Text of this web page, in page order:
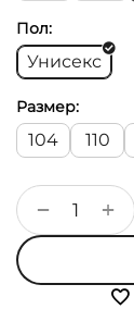
Пол:
Унисекс
Размер:
104 110
+
−